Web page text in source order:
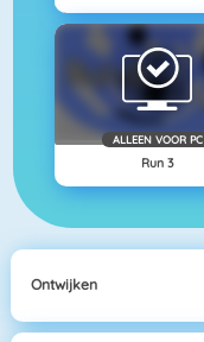
ALLEEN VOOR PC
Run 3
Ontwijken